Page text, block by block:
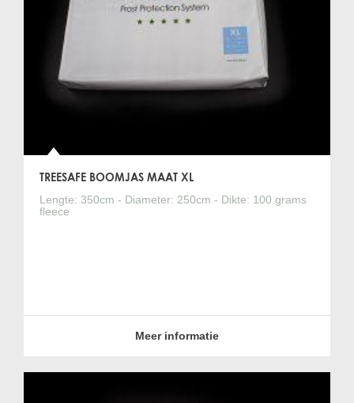
TREESAFE BOOMJAS MAAT XL
Lengte: 350cm - Diameter: 250cm - Dikte: 100 grams
fleece
Meer informatie